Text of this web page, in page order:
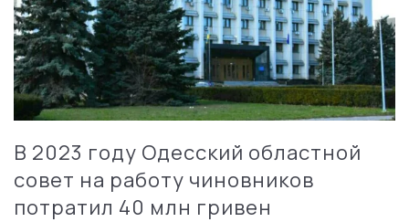
В 2023 году Одесский областной
совет на работу чиновников
потратил 40 млн гривен